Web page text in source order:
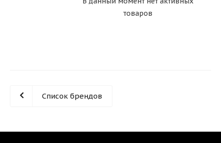
товаров
Список брендов